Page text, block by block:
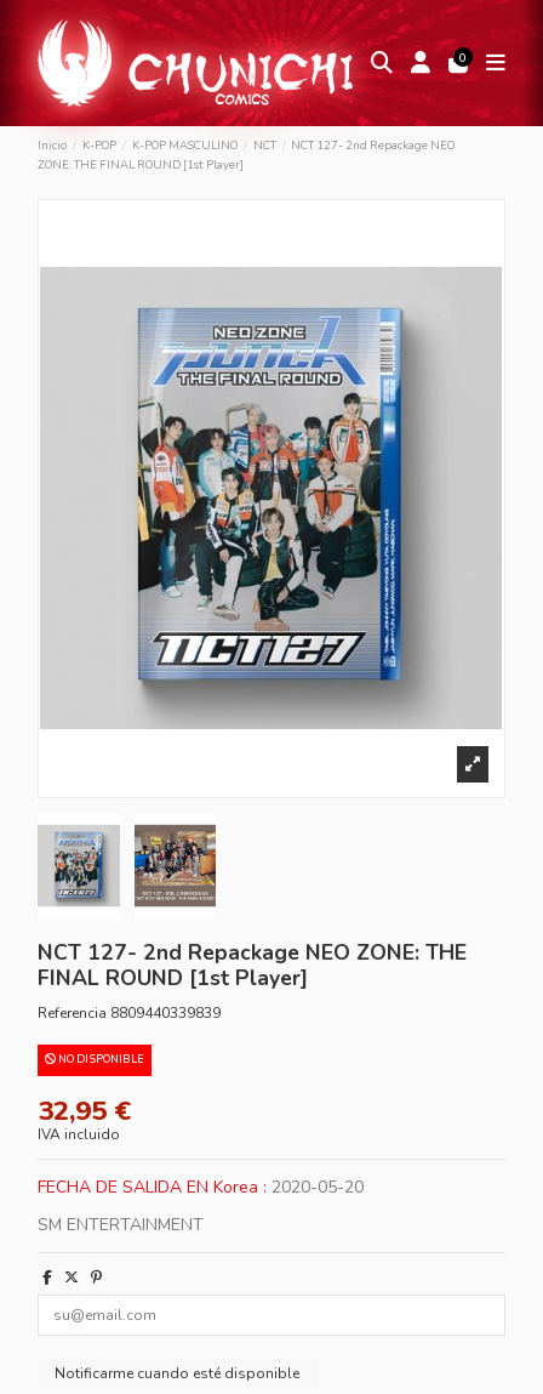
0
Inicio K-POP K-POP MASCULINO NCT
NCT 127- 2nd Repackage NEO
ZONE: THE FINAL ROUND [1st Player]
NCT 127- 2nd Repackage NEO ZONE: THE
FINAL ROUND [1st Player]
Referencia 8809440339839
NO DISPONIBLE
32,95 €
IVA incluido
FECHA DE SALIDA EN Korea : 2020-05-20
SM ENTERTAINMENT